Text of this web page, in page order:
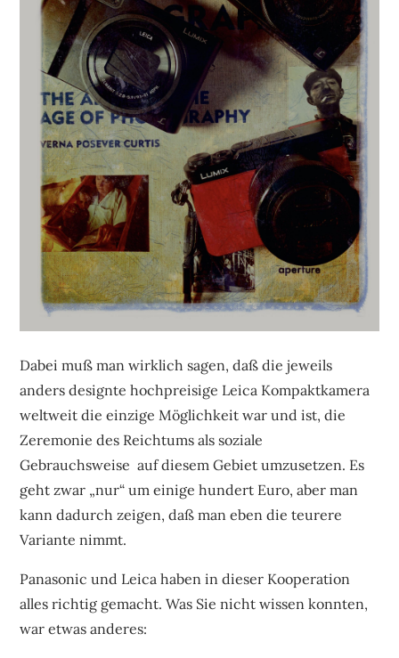
Dabei muß man wirklich sagen, daß die jeweils
anders designte hochpreisige Leica Kompaktkamera
weltweit die einzige Möglichkeit war und ist, die
Zeremonie des Reichtums als soziale
Gebrauchsweise auf diesem Gebiet umzusetzen. Es
geht zwar „nur“ um einige hundert Euro, aber man
kann dadurch zeigen, daß man eben die teurere
Variante nimmt.
Panasonic und Leica haben in dieser Kooperation
alles richtig gemacht. Was Sie nicht wissen konnten,
war etwas anderes: